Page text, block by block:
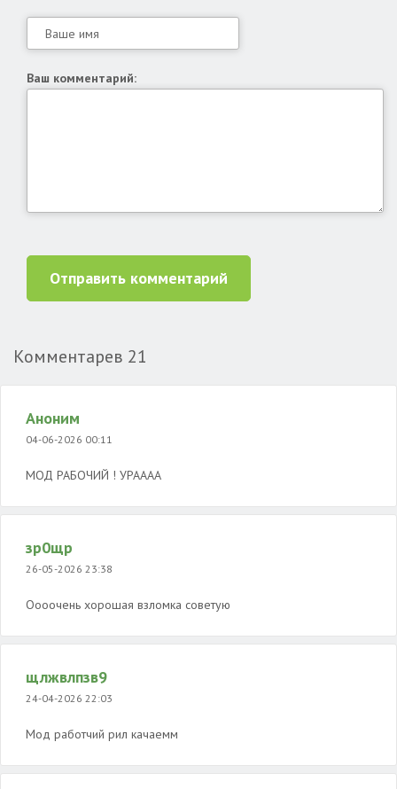
Ваш комментарий:
Отправить комментарий
Комментарев 21
Аноним
04-06-2026 00:11
МОД РАБОЧИЙ ! УРАААА
зр0щр
26-05-2026 23:38
Оооочень хорошая взломка советую
щлжвлпзв9
24-04-2026 22:03
Мод работчий рил качаемм